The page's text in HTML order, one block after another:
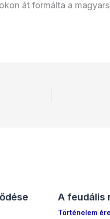
át formálta a
A feudális
Történelem